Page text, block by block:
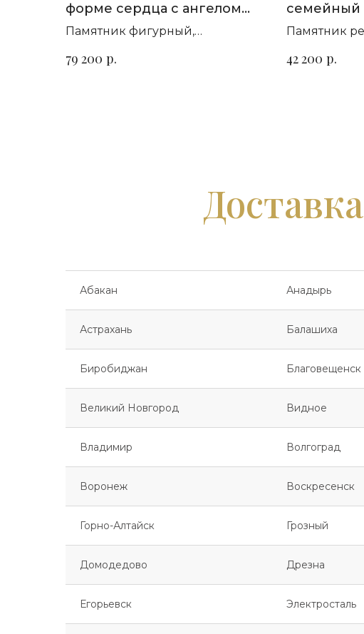
форме сердца с ангелом
П-306
Памятник фигурный,
на выбор
79 200 р.
семейный
березой
Памятник
на выбор
42 200 р.
Абакан Анадырь
Астрахань Балашиха
Биробиджан Благовещенск
Великий Новгород Видное
Владимир Волгоград
Воронеж Воскресенск
Горно-Алтайск Грозный
Домодедово Дрезна
Егорьевск Электросталь